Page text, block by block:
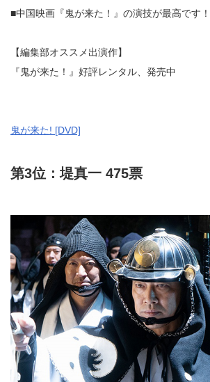
■中国映画『鬼が来た！』の演技が最高です！
【編集部オススメ出演作】
『鬼が来た！』好評レンタル、発売中
鬼が来た! [DVD]
第3位：堤真一 475票